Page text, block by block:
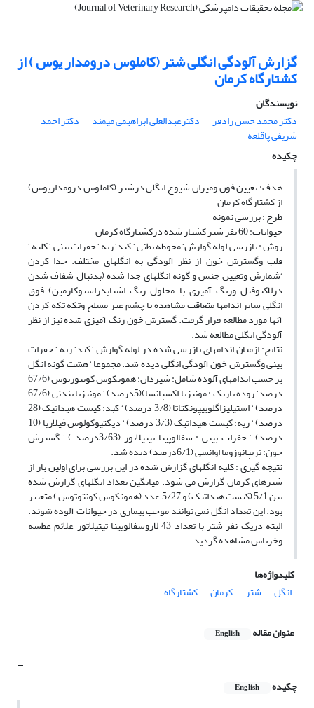
گزارش آلودگی انگلی شتر (کاملوس درومدار یوس ) از
کشتارگاه کرمان
نویسندگان
دکتر محمد حسن رادفر
دکترعبدالعلی ابراهیمی میمند دکتر احمد
شریفی پاقلعه
چکیده
هدف: تعیین فون ومیزان شیوع انگلی درشتر (کاملوس درومداریوس)
از کشتارگاه کرمان
طرح : بررسی نمونه
حیوانات: 60 نفر شتر کشتار شده درکشتارگاه کرمان
روش : بازرسی لوله گوارش‘ محوطه بطنی ‘ کبد‘ ریه ‘ حفرات بینی ‘ کلیه ‘
قلب وگسترش خون از نظر آلودگی به انگلهای مختلف. جدا کردن
‘شمارش وتعیین جنس و گونه انگلهای جدا شده (بدنبال شفاف شدن
درلاکتوفنل ورنگ آمیزی با محلول رنگ اشتایدراستوکارمین) فوق
انگلی سایر اندامها متعاقب مشاهده با چشم غیر مسلح وتکه تکه کردن
آنها مورد مطالعه قرار گرفت. گسترش خون رنگ آمیزی شده نیز از نظر
آلودگی انگلی مطالعه شد.
نتایج: ازمیان اندامهای بازرسی شده در لوله گوارش ‘ کبد‘ ریه ‘ حفرات
بینی وگسترش خون آلودگی انگلی دیده شد. مجموعا ‘ هشت گونه انگل
بر حسب اندامهای آلوده شامل: شیردان: همونکوس کونتورتوس (67/6
درصد‘ روده باریک : مونیزیا اکسپانسا)(5درصد) ‘ مونیزیا بندنی (67/6
درصد) ‘ استیلیزاگلوبیپونکتاتا (3/8 درصد) ‘ کبد: کیست هیداتیک (28
درصد) ‘ ریه: کیست هیداتیک (3/3 درصد) ‘ دیکتیوکولوس فیلاریا (10
درصد) ‘ حفرات بینی : سفالوپینا تیتیلاتور (3/63درصد ) ‘ گسترش
خون: تریپانوزوما اوانسی (6/1درصد) دیده شد.
نتیجه گیری : کلیه انگلهای گزارش شده در این بررسی برای اولین بار از
شترهای کرمان گزارش می شود. میانگین تعداد انگلهای گزارش شده
بین 5/1 (کیست هیداتیک) و 5/27 عدد (همونکوس کونتوتوس ) متغییر
بود. این تعداد انگل نمی توانند موجب بیماری در حیوانات آلوده شوند.
البته دریک نفر شتر با تعداد 43 لاروسفالوپینا تیتیلاتور علائم عطسه
وخرناس مشاهده گردید.
کلیدواژه‌ها
انگل
شتر کرمان کشتارگاه
عنوان مقاله English
-
چکیده English